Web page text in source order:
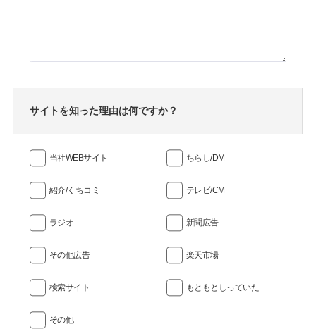
サイトを知った理由は何ですか？
当社WEBサイト ちらし/DM
紹介/くちコミ テレビ/CM
ラジオ 新聞広告
その他広告 楽天市場
検索サイト もともとしっていた
その他